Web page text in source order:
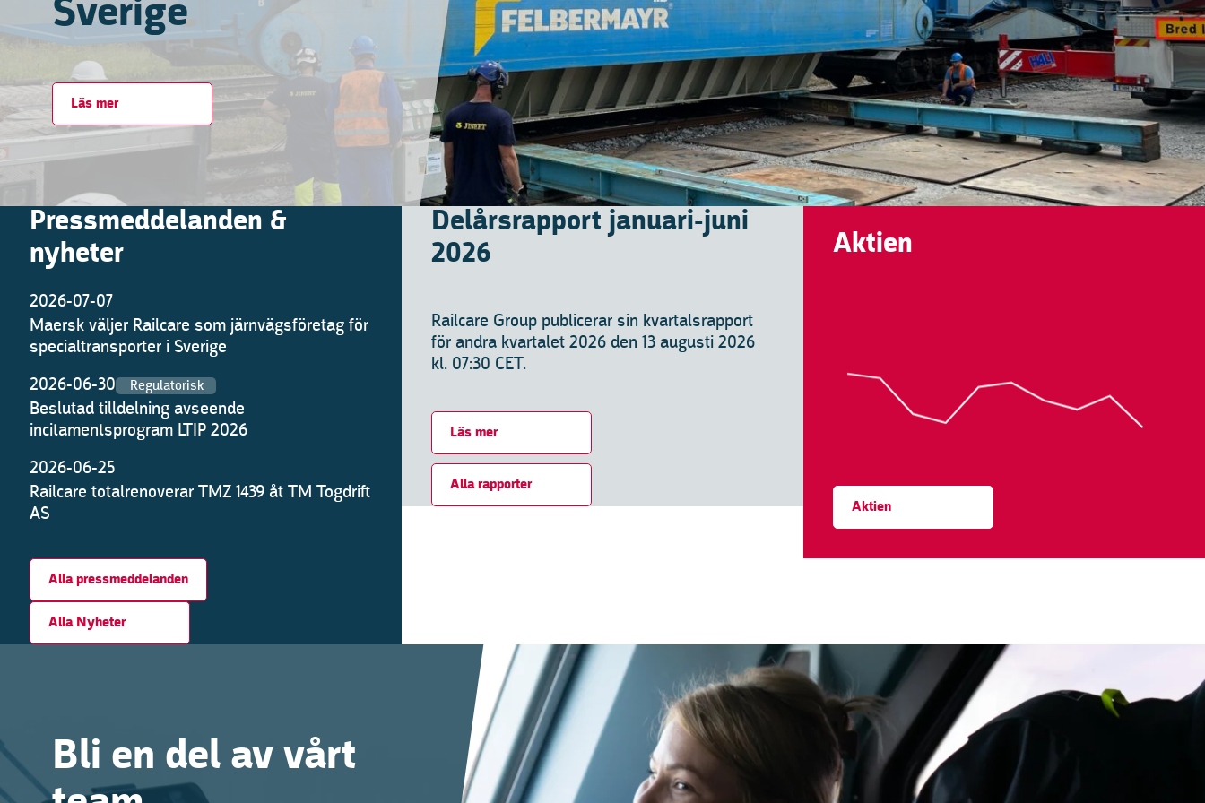
Sverige
Läs mer
Pressmeddelanden &
nyheter
2026-07-07
Maersk väljer Railcare som järnvägsföretag för
specialtransporter i Sverige
Regulatorisk
2026-06-30
Beslutad tilldelning avseende
incitamentsprogram LTIP 2026
2026-06-25
Railcare totalrenoverar TMZ 1439 åt TM Togdrift
AS
Alla pressmeddelanden
Alla Nyheter
Delårsrapport januari-juni
2026
Railcare Group publicerar sin kvartalsrapport
för andra kvartalet 2026 den 13 augusti 2026
kl. 07:30 CET.
Läs mer
Alla rapporter
Aktien
Aktien
Bli en del av vårt